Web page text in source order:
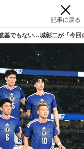
記事に戻る
基でもない…城彰二が「今